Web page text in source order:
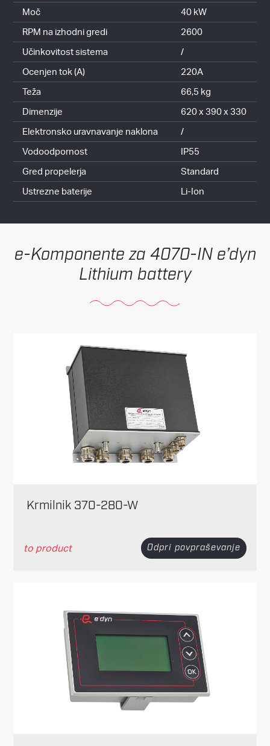
Moč
40 kW
RPM na izhodni gredi
2600
Učinkovitost sistema
/
Ocenjen tok (A)
220A
Teža
66,5 kg
Dimenzije
620 x 390 x 330
Elektronsko uravnavanje naklona
/
Vodoodpornost
IP55
Gred propelerja
Standard
Ustrezne baterije
Li-Ion
Komponente za 4070-IN e’dyn
Lithium battery
Krmilnik 370-280-W
to product Odpri povpraševanje